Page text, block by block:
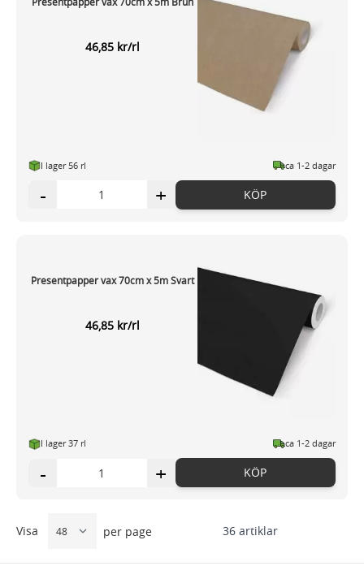
46,85 kr/rl
I lager 56 rl ca 1-2 dagar
- + KÖP
Presentpapper vax 70cm x 5m Svart
46,85 kr/rl
I lager 37 rl ca 1-2 dagar
- + KÖP
36artiklar
Visa per page